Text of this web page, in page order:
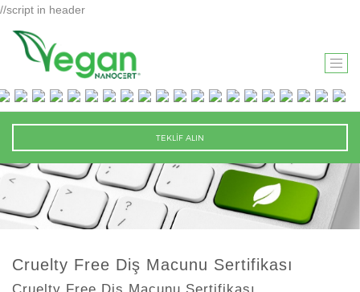
//script in header
T
O
G
G
L
N
A
V
TEKLİF ALIN
Cruelty Free Diş Macunu Sertifikası